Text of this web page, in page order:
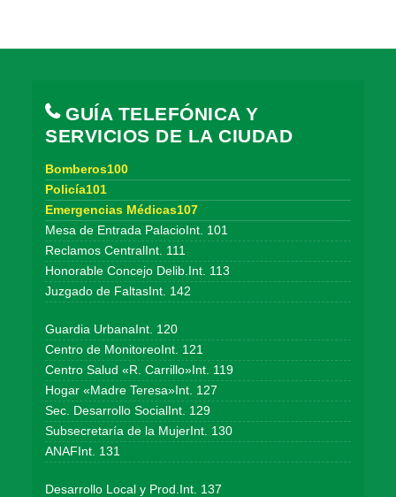
GUÍA TELEFÓNICA Y
SERVICIOS DE LA CIUDAD
Bomberos100
Policía101
Emergencias Médicas107
Mesa de Entrada PalacioInt. 101
Reclamos CentralInt. 111
Honorable Concejo Delib.Int. 113
Juzgado de FaltasInt. 142
Guardia UrbanaInt. 120
Centro de MonitoreoInt. 121
Centro Salud «R. Carrillo»Int. 119
Hogar «Madre Teresa»Int. 127
Sec. Desarrollo SocialInt. 129
Subsecretaría de la MujerInt. 130
ANAFInt. 131
Desarrollo Local y Prod.Int. 137